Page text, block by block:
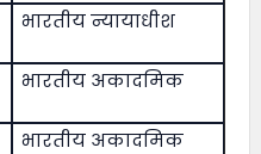
भारतीय न्यायाधीश
भारतीय अकादमिक
भारतीय अकादमिक